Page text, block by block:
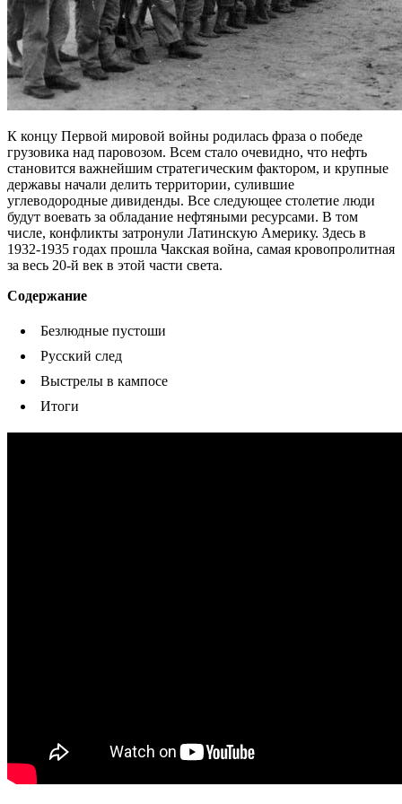
К концу Первой мировой войны родилась фраза о победе
грузовика над паровозом. Всем стало очевидно, что нефть
становится важнейшим стратегическим фактором, и крупные
державы начали делить территории, сулившие
углеводородные дивиденды. Все следующее столетие люди
будут воевать за обладание нефтяными ресурсами. В том
числе, конфликты затронули Латинскую Америку. Здесь в
1932-1935 годах прошла Чакская война, самая кровопролитная
за весь 20-й век в этой части света.
Содержание
Безлюдные пустоши
Русский след
Выстрелы в кампосе
Итоги